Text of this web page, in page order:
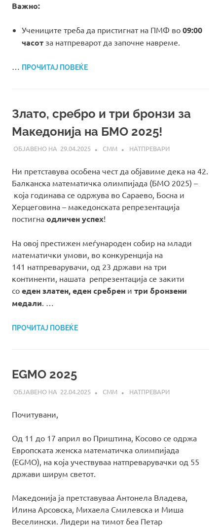
Важно:
Учениците треба да пристигнат на ПМФ во 09:00
часот за натпреварот да започне навреме.
ПРОЧИТАЈ ПОВЕЌЕ
Злато, сребро и три бронзи за
Македонија на БМО 2025!
29.04.2025 СММ НАТПРЕВАРИ
Ни претставува особена чест да објавиме дека на 42.
Балканска математичка олимпијада (БМО 2025) –
која годинава се одржува во Сараево, Босна и
Херцеговина – македонската репрезентација
постигна одличен успех!
На овој престижен меѓународен собир на млади
математички умови, во конкуренција на
141 натпреварувачи, од 23 држави на три
континенти, нашата репрезентација се закити
со еден златен, еден сребрен и три бронзени
медали. …
ПРОЧИТАЈ ПОВЕЌЕ
EGMO 2025
22.04.2025 СММ НАТПРЕВАРИ
Почитувани,
Од 11 до 17 април во Приштина, Косово се одржа
Европската женска математичка олимпијада
(EGMO), на која учествуваа натпреварувачки од 55
држави ширум светот.
Македонија ја претставуваа Антонела Владева,
Илина Арсовска, Михаела Смилевска и Миша
Веселински. Лидери на тимот беа Петар